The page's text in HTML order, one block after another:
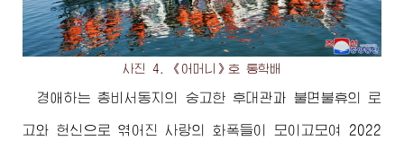
사진 4. 《어머니》호 통학배
경애하는 총비서동지의 숭고한 후대관과 불면불휴의 로
고와 헌신으로 엮어진 사랑의 화폭들이 모이고모여 2022